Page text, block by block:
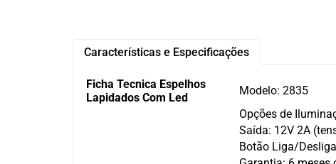
Características e Especificações
Ficha Tecnica Espelhos
Lapidados Com Led
Modelo: 2835
Opções de
Saída: 12V 2A
Botão Liga/